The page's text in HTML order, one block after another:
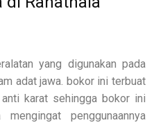
yang digunakan pada
adat jawa. bokor ini terbuat
karat sehingga bokor ini
penggunaannya